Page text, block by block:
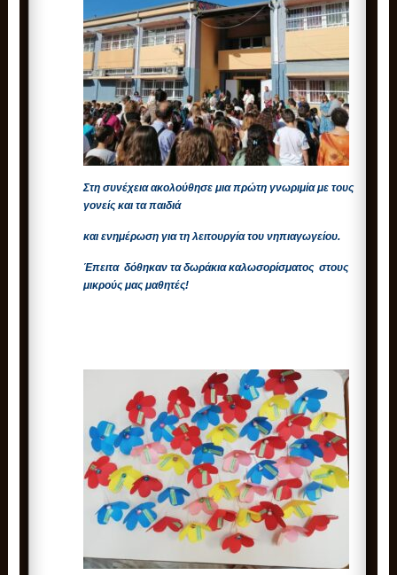
Στη συνέχεια ακολούθησε μια πρώτη γνωριμία με τους
γονείς και τα παιδιά
και ενημέρωση για τη λειτουργία του νηπιαγωγείου.
Έπειτα δόθηκαν τα δωράκια καλωσορίσματος στους
μικρούς μας μαθητές!